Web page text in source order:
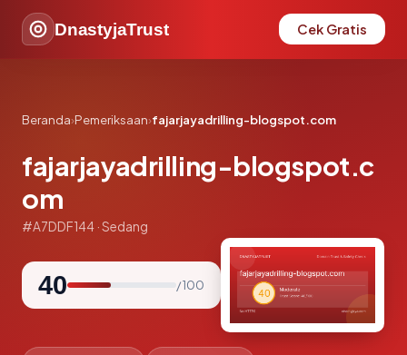
DnastyjaTrust Cek Gratis
Beranda›Pemeriksaan›fajarjayadrilling-blogspot.com
fajarjayadrilling-blogspot.c
om
#A7DDF144 · Sedang
40 / 100